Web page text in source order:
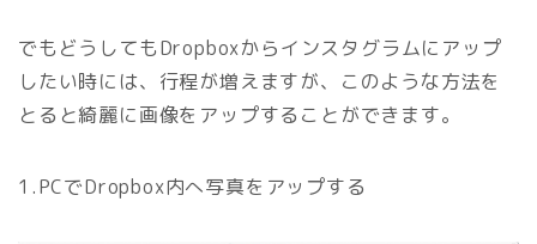
でもどうしてもDropboxからインスタグラムにアップ
したい時には、行程が増えますが、このような方法を
とると綺麗に画像をアップすることができます。
1.PCでDropbox内へ写真をアップする